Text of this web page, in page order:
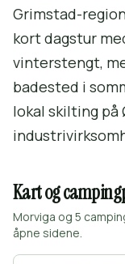
Grimstad-
kort dagstur
vinterstengt,
badested i
lokal skilting på
Kart og
Morviga og 5
åpne sidene.